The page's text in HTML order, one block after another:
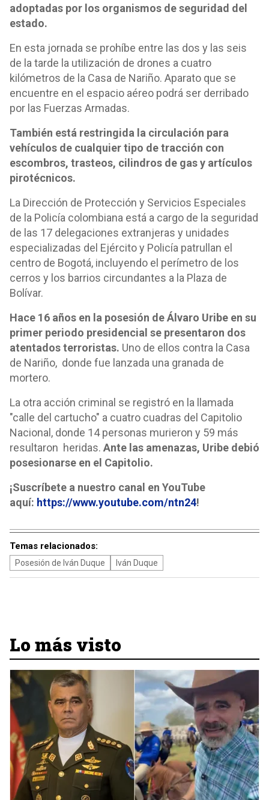
adoptadas por los organismos de seguridad del
estado.
En esta jornada se prohíbe entre las dos y las seis
de la tarde la utilización de drones a cuatro
kilómetros de la Casa de Nariño. Aparato que se
encuentre en el espacio aéreo podrá ser derribado
por las Fuerzas Armadas.
También está restringida la circulación para
vehículos de cualquier tipo de tracción con
escombros, trasteos, cilindros de gas y artículos
pirotécnicos.
La Dirección de Protección y Servicios Especiales
de la Policía colombiana está a cargo de la seguridad
de las 17 delegaciones extranjeras y unidades
especializadas del Ejército y Policía patrullan el
centro de Bogotá, incluyendo el perímetro de los
cerros y los barrios circundantes a la Plaza de
Bolívar.
Hace 16 años en la posesión de Álvaro Uribe en su
primer periodo presidencial se presentaron dos
atentados terroristas. Uno de ellos contra la Casa
de Nariño, donde fue lanzada una granada de
mortero.
La otra acción criminal se registró en la llamada
"calle del cartucho" a cuatro cuadras del Capitolio
Nacional, donde 14 personas murieron y 59 más
resultaron heridas. Ante las amenazas, Uribe debió
posesionarse en el Capitolio.
¡Suscríbete a nuestro canal en YouTube
aquí: https://www.youtube.com/ntn24!
Temas relacionados:
Posesión de Iván Duque Iván Duque
Lo más visto